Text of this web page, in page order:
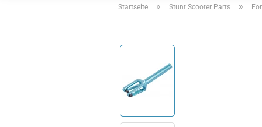
Startseite » Stunt Scooter Parts »